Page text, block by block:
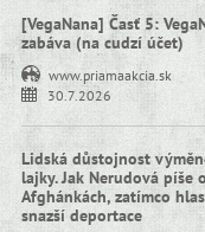
[VegaNana] Časť 5:
zabáva (na cudzí účet)
www.priamaakcia.sk
30.7.2026
Lidská důstojnost
lajky. Jak Nerudová píše o
Afghánkách, zatímco
snazší deportace